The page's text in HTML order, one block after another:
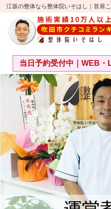
江坂の整体なら整体院いそはし｜首肩
当日予約受付中｜WEB・